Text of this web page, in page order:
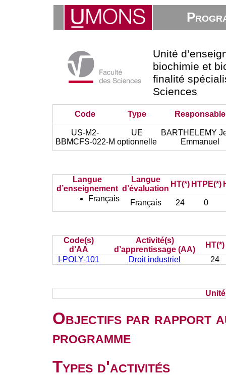
Unité
biochimie et
finalité
Sciences
Code Type Responsable
US-M2-
BBMCFS-022-M
UE
optionnelle
BARTHELEMY
Emmanuel
Langue
d’enseignement
Langue
d’évaluation
HT(*) HTPE(*)
Français
Français 24 0
Code(s)
d’AA
Activité(s)
d’apprentissage (AA)
HT(*)
I-POLY-101
Droit industriel 24
Objectifs par rapport
programme
Types d'activités